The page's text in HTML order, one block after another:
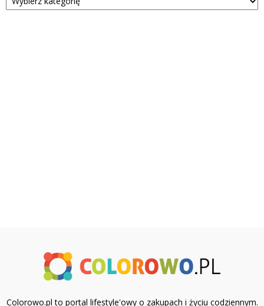
Colorowo.pl to portal lifestyle'owy o zakupach i życiu codziennym.